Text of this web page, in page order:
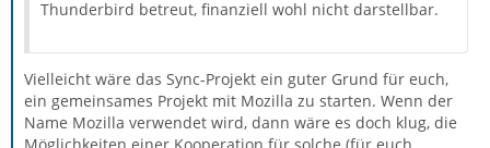
Thunderbird betreut, finanziell wohl nicht darstellbar.
Vielleicht wäre das Sync-Projekt ein guter Grund für euch,
ein gemeinsames Projekt mit Mozilla zu starten. Wenn der
Name Mozilla verwendet wird, dann wäre es doch klug, die
Möglichkeiten einer Kooperation für solche (für euch